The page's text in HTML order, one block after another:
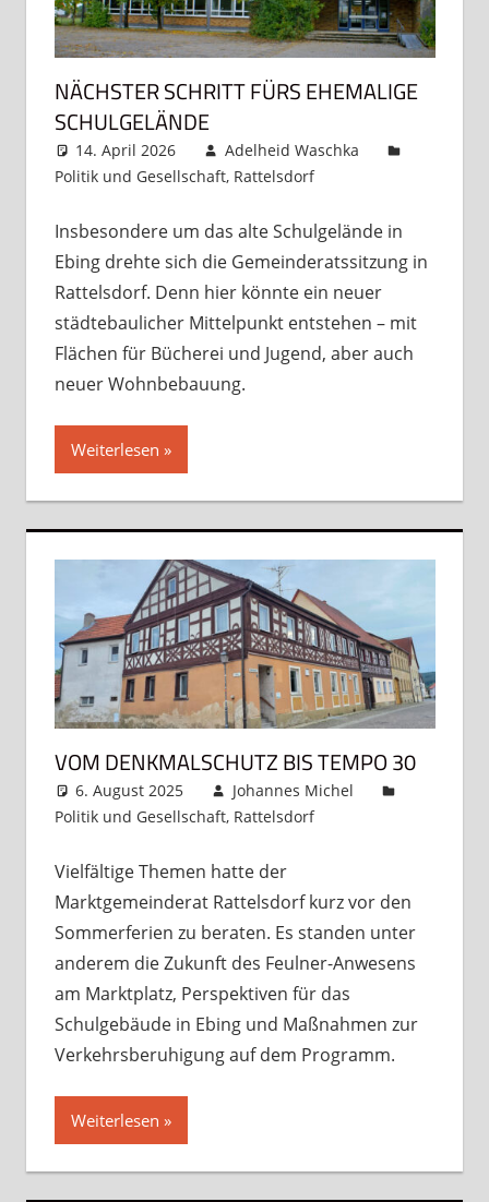
NÄCHSTER SCHRITT FÜRS EHEMALIGE
SCHULGELÄNDE
14. April 2026
Adelheid Waschka
Politik und Gesellschaft, Rattelsdorf
Insbesondere um das alte Schulgelände in
Ebing drehte sich die Gemeinderatssitzung in
Rattelsdorf. Denn hier könnte ein neuer
städtebaulicher Mittelpunkt entstehen – mit
Flächen für Bücherei und Jugend, aber auch
neuer Wohnbebauung.
Weiterlesen
VOM DENKMALSCHUTZ BIS TEMPO 30
6. August 2025
Johannes Michel
Politik und Gesellschaft, Rattelsdorf
Vielfältige Themen hatte der
Marktgemeinderat Rattelsdorf kurz vor den
Sommerferien zu beraten. Es standen unter
anderem die Zukunft des Feulner-Anwesens
am Marktplatz, Perspektiven für das
Schulgebäude in Ebing und Maßnahmen zur
Verkehrsberuhigung auf dem Programm.
Weiterlesen